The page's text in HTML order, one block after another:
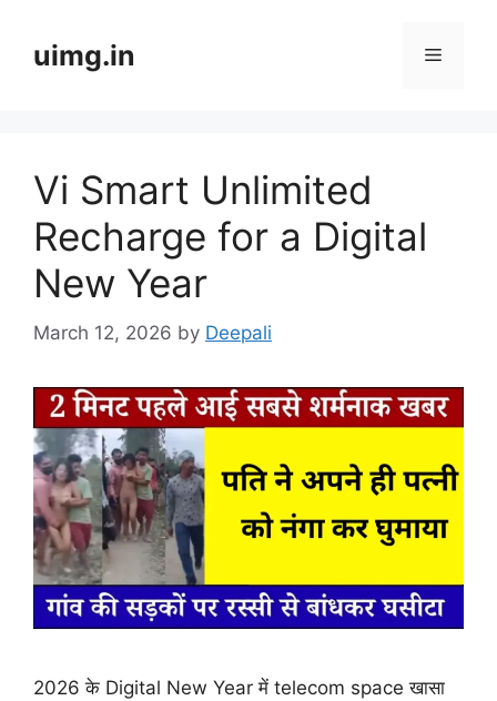
contentuimg.in Menu
Vi Smart Unlimited
Recharge for a Digital
New Year
March 12, 2026 by Deepali
2026 के Digital New Year में telecom space खासा